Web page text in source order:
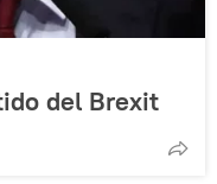
del Brexit